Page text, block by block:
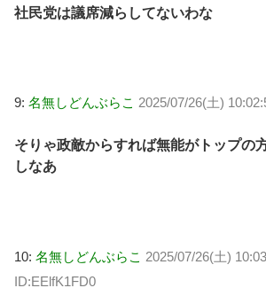
社民党は議席減らしてないわな
9: 名無しどんぶらこ 2025/07/26(土)
そりゃ政敵からすれば無能がトップの
しなあ
10: 名無しどんぶらこ 2025/07/26(土)
ID:EElfK1FD0